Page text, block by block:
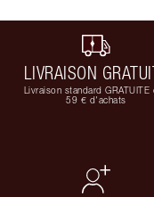
LIVRAISON
Livraison standard GRATUITE
59 € d'achats